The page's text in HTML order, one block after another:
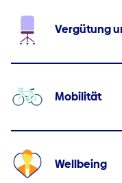
Vergütung
Mobilität
Wellbeing